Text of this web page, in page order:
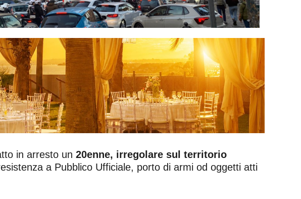
in arresto un 20enne, irregolare sul territorio
a Pubblico Ufficiale, porto di armi od oggetti atti